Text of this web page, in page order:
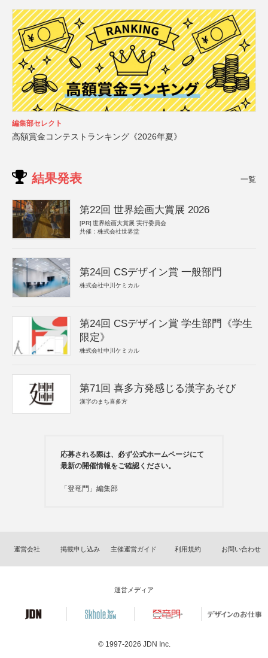
編集部セレクト
高額賞金コンテストランキング《2026年夏》
結果発表 一覧
第22回 世界絵画大賞展 2026
[PR] 世界絵画大賞展 実行委員会
共催：株式会社世界堂
第24回 CSデザイン賞 一般部門
株式会社中川ケミカル
第24回 CSデザイン賞 学生部門《学生
限定》
株式会社中川ケミカル
第71回 喜多方発感じる漢字あそび
漢字のまち喜多方
応募される際は、必ず公式ホームページにて
最新の開催情報をご確認ください。
「登竜門」編集部
運営会社 掲載申し込み 主催運営ガイド 利用規約 お問い合わせ
運営メディア
© 1997-2026 JDN Inc.